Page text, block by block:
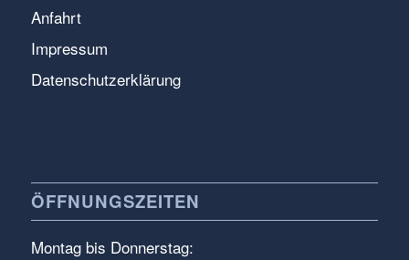
Anfahrt
Impressum
Datenschutzerklärung
ÖFFNUNGSZEITEN
Montag bis Donnerstag: